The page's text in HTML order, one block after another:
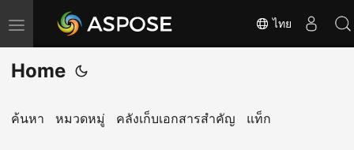
T
o
g
l
ไทย
Home
ค้นหา หมวดหมู่ คลังเก็บเอกสารสำคัญ แท็ก